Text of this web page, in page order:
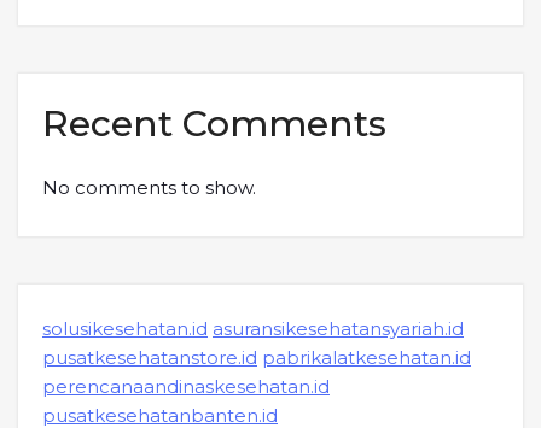
Recent Comments
No comments to show.
solusikesehatan.id asuransikesehatansyariah.id
pusatkesehatanstore.id pabrikalatkesehatan.id
perencanaandinaskesehatan.id
pusatkesehatanbanten.id